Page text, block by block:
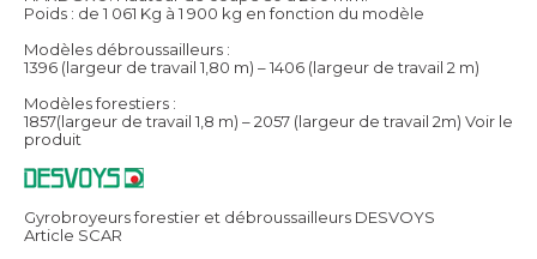
Poids : de 1 061 Kg à 1 900 kg en fonction du modèle
Modèles débroussailleurs :
1396 (largeur de travail 1,80 m) – 1406 (largeur de travail 2 m)
Modèles forestiers :
1857(largeur de travail 1,8 m) – 2057 (largeur de travail 2m) Voir le
produit
Gyrobroyeurs forestier et débroussailleurs DESVOYS
Article SCAR